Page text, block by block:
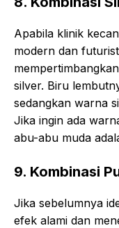
Apabila klinik
modern dan
silver. Biru
sedangkan warna
Jika ingin ada
abu-abu muda
9. Kombinasi
Jika sebelumnya
efek alami dan